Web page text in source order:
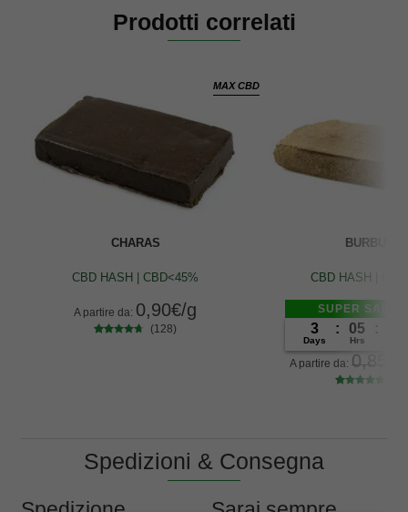
Prodotti correlati
MAX CBD
CHARAS
CBD HASH | CBD<45%
A partire da: 0,90€/g
(128)
BURBUKA
CBD HASH |
SUPER SALE -
3
Days
: 05
Hrs
A partire da:0,85
Spedizioni & Consegna